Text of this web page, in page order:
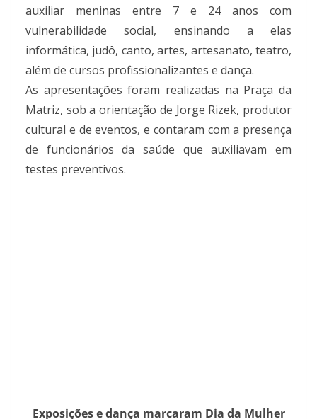
auxiliar meninas entre 7 e 24 anos com
vulnerabilidade social, ensinando a elas
informática, judô, canto, artes, artesanato, teatro,
além de cursos profissionalizantes e dança.
As apresentações foram realizadas na Praça da
Matriz, sob a orientação de Jorge Rizek, produtor
cultural e de eventos, e contaram com a presença
de funcionários da saúde que auxiliavam em
testes preventivos.
Exposições e dança marcaram Dia da Mulher